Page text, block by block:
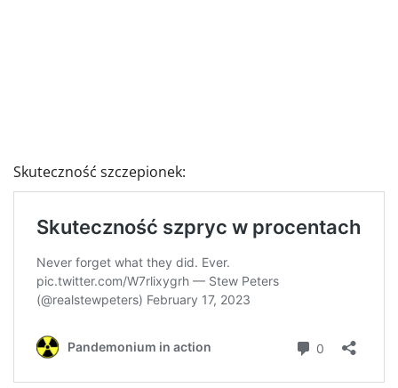
Skuteczność szczepionek: